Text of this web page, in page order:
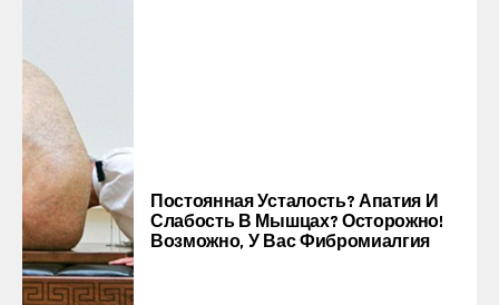
Постоянная Усталость? Апатия И
Слабость В Мышцах? Осторожно!
Возможно, У Вас Фибромиалгия